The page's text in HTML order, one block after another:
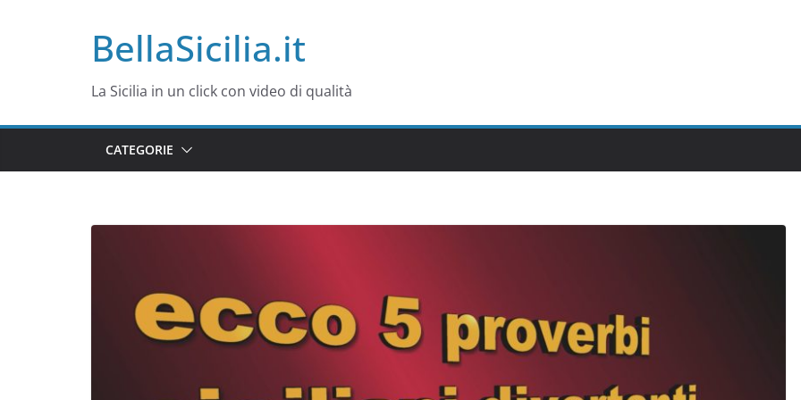
BellaSicilia.it
La Sicilia in un click con video di qualità
CATEGORIE